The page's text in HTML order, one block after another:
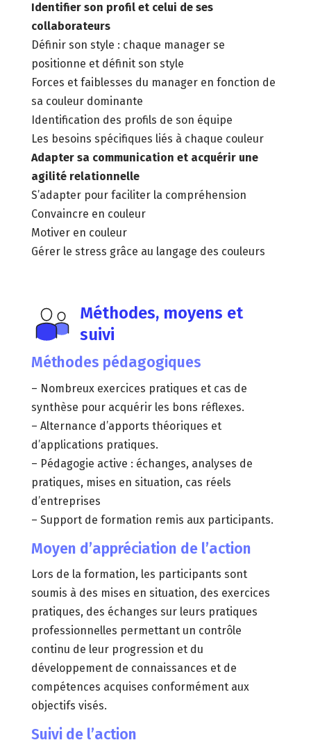
Identifier son profil et celui de ses
collaborateurs
Définir son style : chaque manager se
positionne et définit son style
Forces et faiblesses du manager en fonction de
sa couleur dominante
Identification des profils de son équipe
Les besoins spécifiques liés à chaque couleur
Adapter sa communication et acquérir une
agilité relationnelle
S’adapter pour faciliter la compréhension
Convaincre en couleur
Motiver en couleur
Gérer le stress grâce au langage des couleurs
Méthodes, moyens et
suivi
Méthodes pédagogiques
– Nombreux exercices pratiques et cas de
synthèse pour acquérir les bons réflexes.
– Alternance d’apports théoriques et
d’applications pratiques.
– Pédagogie active : échanges, analyses de
pratiques, mises en situation, cas réels
d’entreprises
– Support de formation remis aux participants.
Moyen d’appréciation de l’action
Lors de la formation, les participants sont
soumis à des mises en situation, des exercices
pratiques, des échanges sur leurs pratiques
professionnelles permettant un contrôle
continu de leur progression et du
développement de connaissances et de
compétences acquises conformément aux
objectifs visés.
Suivi de l’action